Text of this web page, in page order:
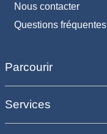
Nous contacter
Questions fréquentes
Parcourir
Services